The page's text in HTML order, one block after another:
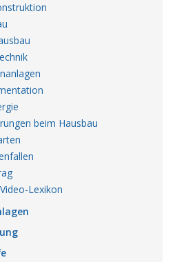
beim Hausbau
Lexikon